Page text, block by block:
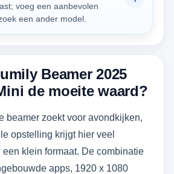
voeg een aanbevolen
een ander model.
Beamer 2025
de moeite waard?
beamer zoekt voor avondkijken,
opstelling krijgt hier veel
klein formaat. De combinatie
apps, 1920 x 1080